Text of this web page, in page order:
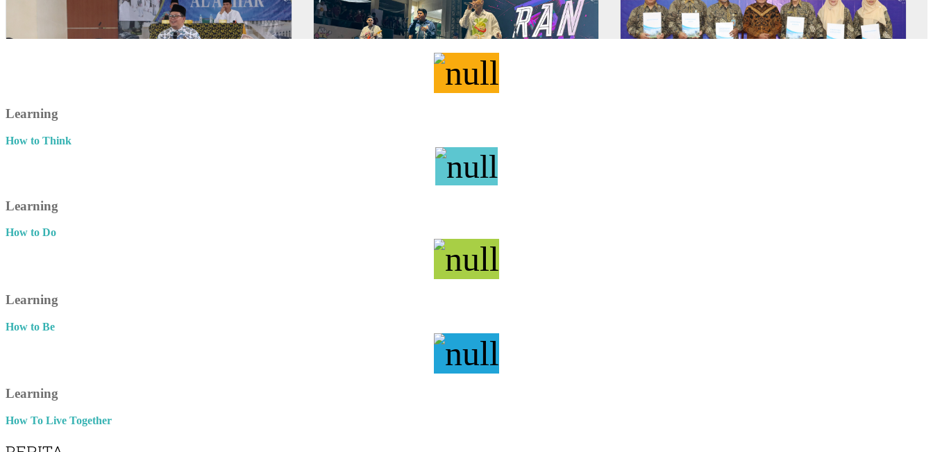
Learning
How to Think
Learning
How to Do
Learning
How to Be
Learning
How To Live Together